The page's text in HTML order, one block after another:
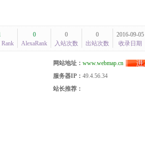
Rank
0
AlexaRank
0
入站次数
0
出站次数
2016-09-05
收录日期
网站地址： www.webmap.cn
服务器IP： 49.4.56.34
站长推荐：